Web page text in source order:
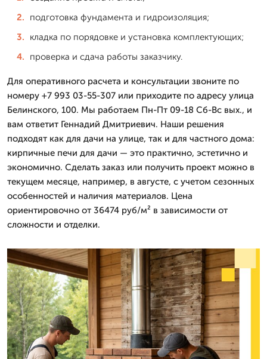
подготовка фундамента и гидроизоляция;
кладка по порядовке и установка комплектующих;
проверка и сдача работы заказчику.
Для оперативного расчета и консультации звоните по
номеру +7 993 03-55-307 или приходите по адресу улица
Белинского, 100. Мы работаем Пн-Пт 09-18 Сб-Вс вых., и
вам ответит Геннадий Дмитриевич. Наши решения
подходят как для дачи на улице, так и для частного дома:
кирпичные печи для дачи — это практично, эстетично и
экономично. Сделать заказ или получить проект можно в
текущем месяце, например, в августе, с учетом сезонных
особенностей и наличия материалов. Цена
ориентировочно от 36474 руб/м² в зависимости от
сложности и отделки.